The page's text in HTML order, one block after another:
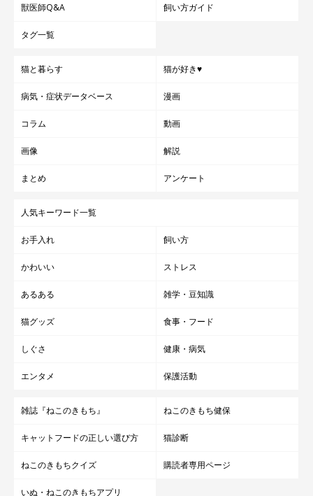
「ボクの大事な弟ニャ！誰にも渡さニャイんだから！」
ね。
＠toranosuke.mさんのInstagramには、2匹の幸せな瞬間を切り
取った写真がたくさん。ぜひのぞいてみてください♪
参照／Instagram
文／松本マユ
★Instagram、Twitterで「#いぬのきもち#ねこのきもち」でご投
稿いただいた素敵な写真・動画を紹介しています。
獣医師Q&A 飼い方ガイド
タグ一覧
猫と暮らす 猫が好き♥
病気・症状データベース 漫画
コラム 動画
画像 解説
まとめ アンケート
人気キーワード一覧
お手入れ 飼い方
かわいい ストレス
あるある 雑学・豆知識
猫グッズ 食事・フード
しぐさ 健康・病気
エンタメ 保護活動
雑誌『ねこのきもち』 ねこのきもち健保
キャットフードの正しい選び方 猫診断
ねこのきもちクイズ 購読者専用ページ
いぬ・ねこのきもちアプリ